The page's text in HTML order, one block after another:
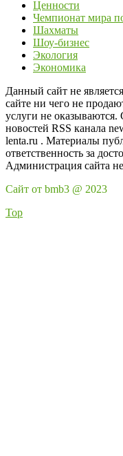
Ценности
Чемпионат мира
Шахматы
Шоу-бизнес
Экология
Экономика
Данный сайт не
сайте ни чего не
услуги не оказываются.
новостей RSS канала
lenta.ru . Материалы
ответственность за
Администрация сайта
Сайт от bmb3 @ 2023
Top